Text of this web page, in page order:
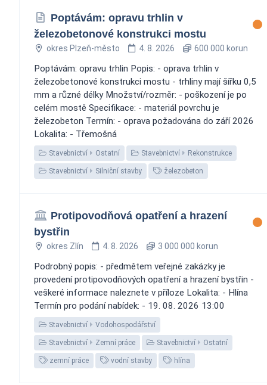
Poptávám: opravu trhlin v
železobetonové konstrukci mostu
okres Plzeň-město 4. 8. 2026 600 000 korun
Poptávám: opravu trhlin Popis: - oprava trhlin v
železobetonové konstrukci mostu - trhliny mají šířku 0,5
mm a různé délky Množství/rozměr: - poškození je po
celém mostě Specifikace: - materiál povrchu je
železobeton Termín: - oprava požadována do září 2026
Lokalita: - Třemošná
Stavebnictví Ostatní Stavebnictví Rekonstrukce
Stavebnictví Silniční stavby železobeton
Protipovodňová opatření a hrazení
bystřin
okres Zlín 4. 8. 2026 3 000 000 korun
Podrobný popis: - předmětem veřejné zakázky je
provedení protipovodňových opatření a hrazení bystřin -
veškeré informace naleznete v příloze Lokalita: - Hlína
Termín pro podání nabídek: - 19. 08. 2026 13:00
Stavebnictví Vodohospodářství
Stavebnictví Zemní práce Stavebnictví Ostatní
zemní práce vodní stavby hlína